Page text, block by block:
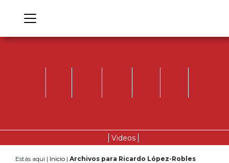
Videos
Estás aqui | Inicio | Archivos para Ricardo López-Robles